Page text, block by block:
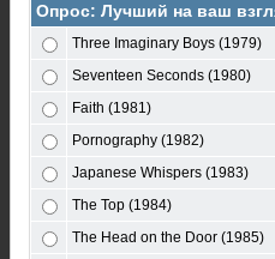
Опрос: Лучший на ваш
Three Imaginary Boys (1979)
Seventeen Seconds (1980)
Faith (1981)
Pornography (1982)
Japanese Whispers (1983)
The Top (1984)
The Head on the Door (1985)